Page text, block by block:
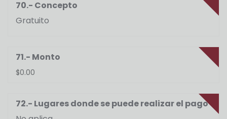
70.- Concepto
Gratuito
71.- Monto
$0.00
72.- Lugares donde se puede realizar el pago